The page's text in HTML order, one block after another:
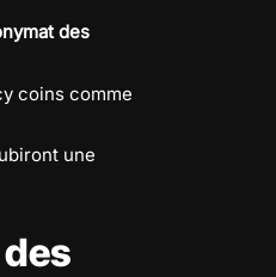
des
coins comme
une